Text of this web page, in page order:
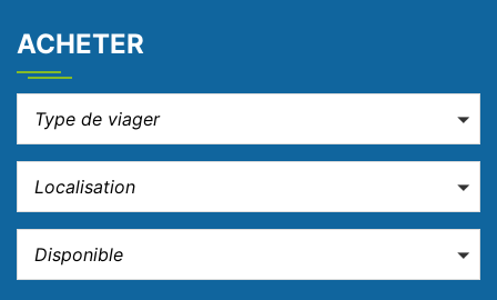
ACHETER
Type de viager
Localisation
Disponible